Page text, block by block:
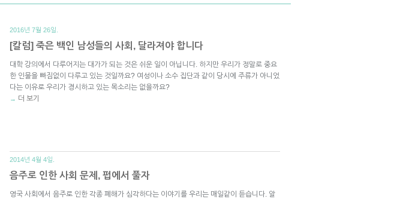
2016년 7월 26일.
[칼럼] 죽은 백인 남성들의 사회, 달라져야 합니다
대학 강의에서 다루어지는 대가가 되는 것은 쉬운 일이 아닙니다. 하지만 우리가 정말로 중요
한 인물을 빠짐없이 다루고 있는 것일까요? 여성이나 소수 집단과 같이 당시에 주류가 아니었
다는 이유로 우리가 경시하고 있는 목소리는 없을까요?
→ 더 보기
2014년 4월 4일.
음주로 인한 사회 문제, 펍에서 풀자
영국 사회에서 음주로 인한 각종 폐해가 심각하다는 이야기를 우리는 매일같이 듣습니다. 알